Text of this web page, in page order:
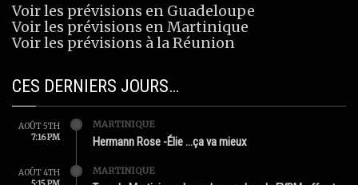
Voir les prévisions en Guadeloupe
Voir les prévisions en Martinique
Voir les prévisions à la Réunion
CES DERNIERS JOURS…
AOÛT 5TH
7:16 PM
MARTINIQUE
Hermann Rose -Élie …ça va mieux
AOÛT 4TH
MARTINIQUE